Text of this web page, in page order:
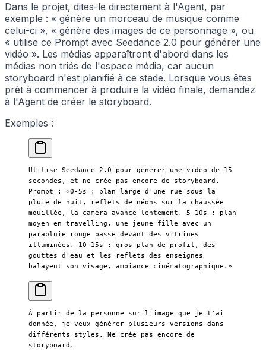
Dans le projet, dites-le directement à l'Agent, par
exemple : « génère un morceau de musique comme
celui-ci », « génère des images de ce personnage », ou
« utilise ce Prompt avec Seedance 2.0 pour générer une
vidéo ». Les médias apparaîtront d'abord dans les
médias non triés de l'espace média, car aucun
storyboard n'est planifié à ce stade. Lorsque vous êtes
prêt à commencer à produire la vidéo finale, demandez
à l'Agent de créer le storyboard.
Exemples :
Utilise Seedance 2.0 pour générer une vidéo de 15
secondes, et ne crée pas encore de storyboard.
Prompt : «0-5s : plan large d'une rue sous la
pluie de nuit, reflets de néons sur la chaussée
mouillée, la caméra avance lentement. 5-10s : plan
moyen en travelling, une jeune fille avec un
parapluie rouge passe devant des vitrines
illuminées. 10-15s : gros plan de profil, des
gouttes d'eau et les reflets des enseignes
balayent son visage, ambiance cinématographique.»
À partir de la personne sur l'image que je t'ai
donnée, je veux générer plusieurs versions dans
différents styles. Ne crée pas encore de
storyboard.